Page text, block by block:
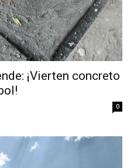
¡Vierten concreto
0